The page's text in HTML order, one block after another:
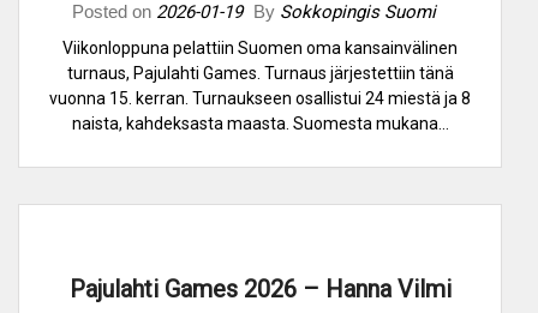
Posted on 2026-01-19 By Sokkopingis Suomi
Viikonloppuna pelattiin Suomen oma kansainvälinen
turnaus, Pajulahti Games. Turnaus järjestettiin tänä
vuonna 15. kerran. Turnaukseen osallistui 24 miestä ja 8
naista, kahdeksasta maasta. Suomesta mukana…
Pajulahti Games 2026 – Hanna Vilmi